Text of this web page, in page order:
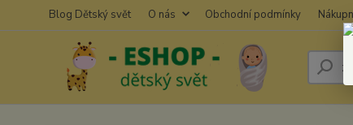
Blog Dětský svět O nás Obchodní podmínky